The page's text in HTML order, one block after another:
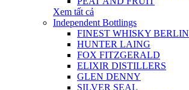
Xem tất cả
Independent Bottlings
FINEST WHISKY BERLIN
HUNTER LAING
FOX FITZGERALD
ELIXIR DISTILLERS
GLEN DENNY
SILVER SEAL